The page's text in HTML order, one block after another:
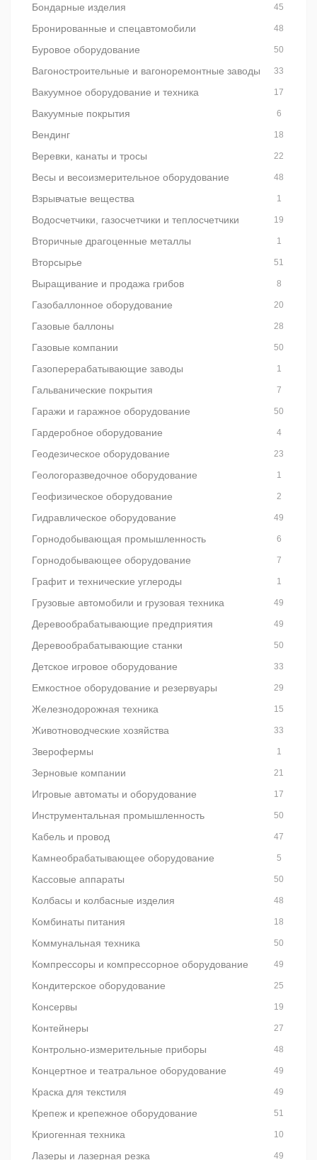
Бондарные изделия 45
Бронированные и спецавтомобили 48
Буровое оборудование 50
Вагоностроительные и вагоноремонтные заводы 33
Вакуумное оборудование и техника 17
Вакуумные покрытия 6
Вендинг 18
Веревки, канаты и тросы 22
Весы и весоизмерительное оборудование 48
Взрывчатые вещества 1
Водосчетчики, газосчетчики и теплосчетчики 19
Вторичные драгоценные металлы 1
Вторсырье 51
Выращивание и продажа грибов 8
Газобаллонное оборудование 20
Газовые баллоны 28
Газовые компании 50
Газоперерабатывающие заводы 1
Гальванические покрытия 7
Гаражи и гаражное оборудование 50
Гардеробное оборудование 4
Геодезическое оборудование 23
Геологоразведочное оборудование 1
Геофизическое оборудование 2
Гидравлическое оборудование 49
Горнодобывающая промышленность 6
Горнодобывающее оборудование 7
Графит и технические углероды 1
Грузовые автомобили и грузовая техника 49
Деревообрабатывающие предприятия 49
Деревообрабатывающие станки 50
Детское игровое оборудование 33
Емкостное оборудование и резервуары 29
Железнодорожная техника 15
Животноводческие хозяйства 33
Зверофермы 1
Зерновые компании 21
Игровые автоматы и оборудование 17
Инструментальная промышленность 50
Кабель и провод 47
Камнеобрабатывающее оборудование 5
Кассовые аппараты 50
Колбасы и колбасные изделия 48
Комбинаты питания 18
Коммунальная техника 50
Компрессоры и компрессорное оборудование 49
Кондитерское оборудование 25
Консервы 19
Контейнеры 27
Контрольно-измерительные приборы 48
Концертное и театральное оборудование 49
Краска для текстиля 49
Крепеж и крепежное оборудование 51
Криогенная техника 10
Лазеры и лазерная резка 49